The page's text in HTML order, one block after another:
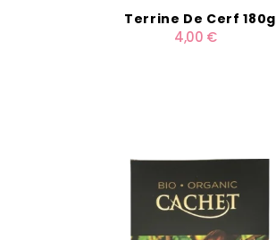
Terrine De Cerf 180g
4,00 €